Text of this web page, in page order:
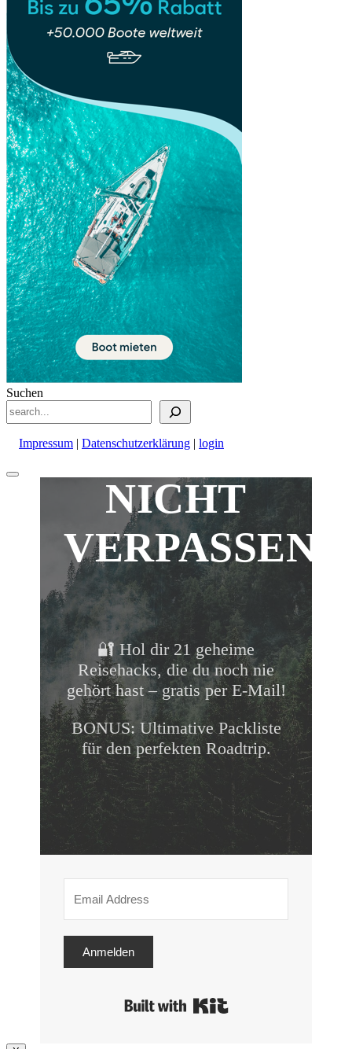
Suchen
Impressum | Datenschutzerklärung | login
Nach
NICHT
VERPASSEN!
🔐 Hol dir 21 geheime
Reisehacks, die du noch nie
gehört hast – gratis per E-Mail!
BONUS: Ultimative Packliste
für den perfekten Roadtrip.
Anmelden